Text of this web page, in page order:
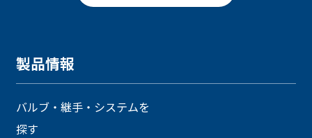
製品情報
バルブ・継手・システムを
探す